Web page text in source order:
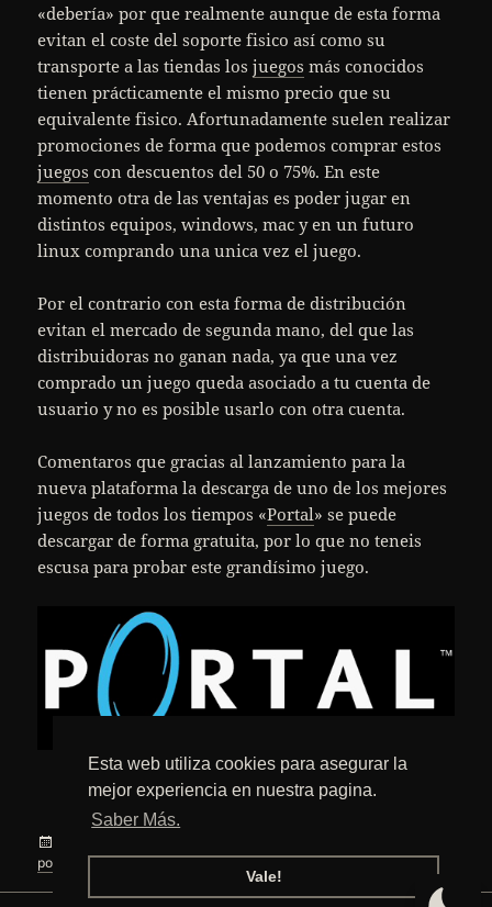
Esta web utiliza cookies para asegurar la
mejor experiencia en nuestra pagina.
Saber Más.
Vale!
«debería» por que realmente aunque de esta forma
evitan el coste del soporte fisico así como su
transporte a las tiendas losjuegos más conocidos
tienen prácticamente el mismo precio que su
equivalente fisico. Afortunadamente suelen realizar
promociones de forma que podemos comprar estos
juegos con descuentos del 50 o 75%. En este
momento otra de las ventajas es poder jugar en
distintos equipos, windows, mac y en un futuro
linux comprando una unica vez el juego.
Por el contrario con esta forma de distribución
evitan el mercado de segunda mano, del que las
distribuidoras no ganan nada, ya que una vez
comprado un juego queda asociado a tu cuenta de
usuario y no es posible usarlo con otra cuenta.
Comentaros que gracias al lanzamiento para la
nueva plataforma la descarga de uno de los mejores
juegos de todos los tiempos «Portal» se puede
descargar de forma gratuita, por lo que no teneis
escusa para probar este grandísimo juego.
portal
steam,videojuegos 2 comentariosen Steam y Portal para Mac